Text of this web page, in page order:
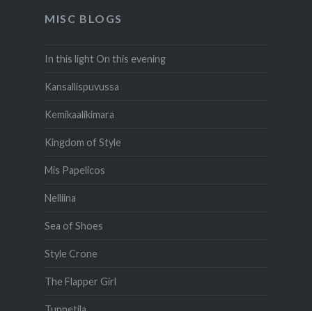
MISC BLOGS
In this light On this evening
Kansallispuvussa
Kemikaalikimara
Kingdom of Style
Mis Papelicos
Nelliina
Sea of Shoes
Style Crone
The Flapper Girl